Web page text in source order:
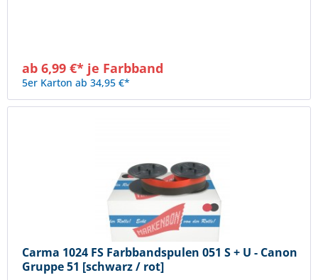
ab 6,99 €* je Farbband
5er Karton ab 34,95 €*
Carma 1024 FS Farbbandspulen 051 S + U - Canon
Gruppe 51 [schwarz / rot]